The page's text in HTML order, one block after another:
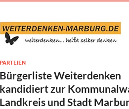
PARTEIEN
Bürgerliste Weiterdenken
kandidiert zur
Landkreis und Stadt